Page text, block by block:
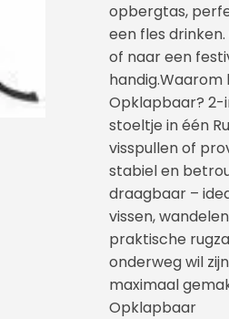
opbergtas,
een fles
of naar een
handig.Waarom
Opklapbaar? 2-
stoeltje in één
visspullen of
stabiel en
draagbaar –
vissen,
praktische
onderweg wil
maximaal
Opklapbaar